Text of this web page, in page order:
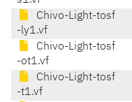
Chivo-Light-tosf
-ly1.vf
Chivo-Light-tosf
-ot1.vf
Chivo-Light-tosf
-t1.vf